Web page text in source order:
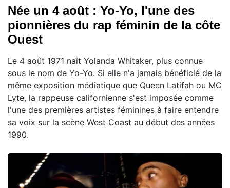
Née un 4 août : Yo-Yo, l'une des
pionnières du rap féminin de la côte
Ouest
Le 4 août 1971 naît Yolanda Whitaker, plus connue
sous le nom de Yo-Yo. Si elle n'a jamais bénéficié de la
même exposition médiatique que Queen Latifah ou MC
Lyte, la rappeuse californienne s'est imposée comme
l'une des premières artistes féminines à faire entendre
sa voix sur la scène West Coast au début des années
1990.